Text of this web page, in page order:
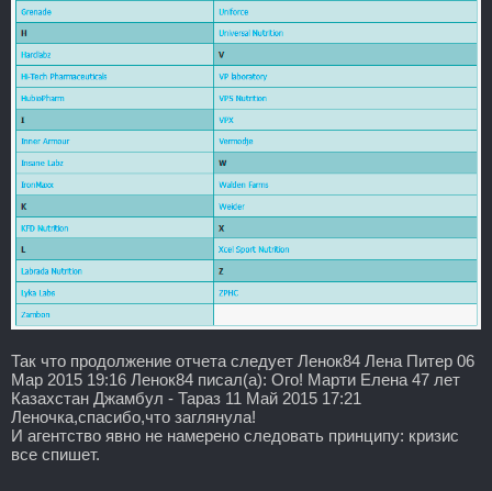
Так что продолжение отчета следует Ленок84 Лена Питер 06
Мар 2015 19:16 Ленок84 писал(а): Ого! Марти Елена 47 лет
Казахстан Джамбул - Тараз 11 Май 2015 17:21
Леночка,спасибо,что заглянула!
И агентство явно не намерено следовать принципу: кризис
все спишет.